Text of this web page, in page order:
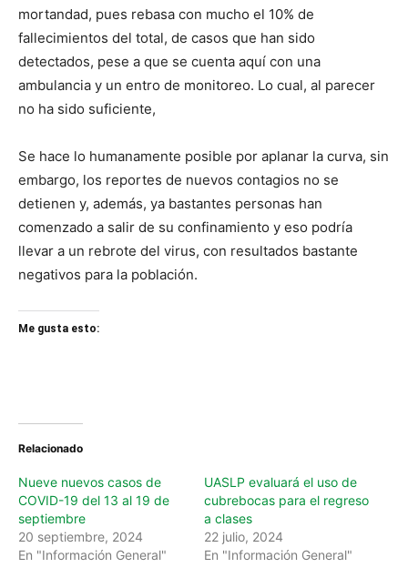
mortandad, pues rebasa con mucho el 10% de
fallecimientos del total, de casos que han sido
detectados, pese a que se cuenta aquí con una
ambulancia y un entro de monitoreo. Lo cual, al parecer
no ha sido suficiente,
Se hace lo humanamente posible por aplanar la curva, sin
embargo, los reportes de nuevos contagios no se
detienen y, además, ya bastantes personas han
comenzado a salir de su confinamiento y eso podría
llevar a un rebrote del virus, con resultados bastante
negativos para la población.
Me gusta esto:
Relacionado
Nueve nuevos casos de
COVID-19 del 13 al 19 de
septiembre
20 septiembre, 2024
En "Información General"
UASLP evaluará el uso de
cubrebocas para el regreso
a clases
22 julio, 2024
En "Información General"